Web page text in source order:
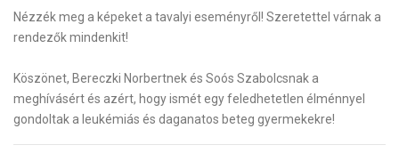
Nézzék meg a képeket a tavalyi eseményről! Szeretettel várnak a
rendezők mindenkit!
Köszönet, Bereczki Norbertnek és Soós Szabolcsnak a
meghívásért és azért, hogy ismét egy feledhetetlen élménnyel
gondoltak a leukémiás és daganatos beteg gyermekekre!